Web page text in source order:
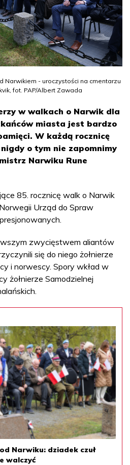
Narwikiem - uroczystości na cmentarzu
fot. PAP/Albert Zawada
w walkach o Narwik dla
miasta jest bardzo
W każdą rocznicę
o tym nie zapomnimy
Narwiku Rune
85. rocznicę walk o Narwik
Urząd do Spraw
zwycięstwem aliantów
się do niego żołnierze
i norwescy. Spory wkład w
żołnierze Samodzielnej
Narwiku: dziadek czuł
walczyć